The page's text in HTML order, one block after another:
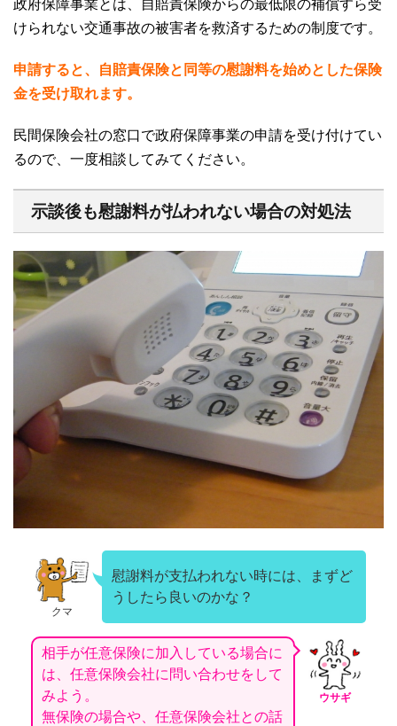
政府保障事業とは、自賠責保険からの最低限の補償すら受
けられない交通事故の被害者を救済するための制度です。
申請すると、自賠責保険と同等の慰謝料を始めとした保険
金を受け取れます。
民間保険会社の窓口で政府保障事業の申請を受け付けてい
るので、一度相談してみてください。
示談後も慰謝料が払われない場合の対処法
クマ
慰謝料が支払われない時には、まずど
うしたら良いのかな？
ウサギ
相手が任意保険に加入している場合に
は、任意保険会社に問い合わせをして
みよう。
無保険の場合や、任意保険会社との話